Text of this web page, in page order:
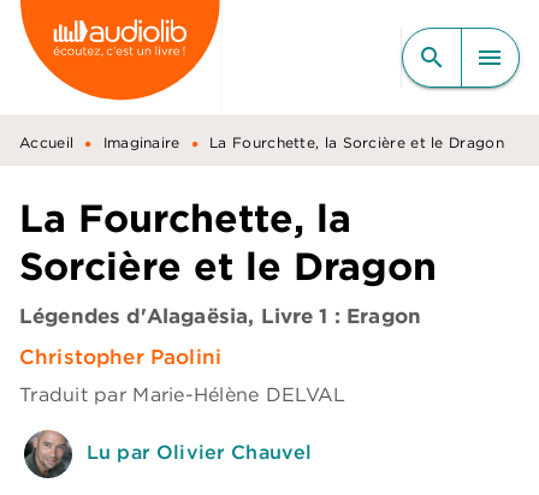
MENU RECHERCHE
CONTENU
PIED DE PAGE
search menu
Accueil • Imaginaire • La Fourchette, la Sorcière et le Dragon
La Fourchette, la
Sorcière et le Dragon
Légendes d'Alagaësia, Livre 1 : Eragon
Christopher Paolini
Traduit par Marie-Hélène DELVAL
Lu par Olivier Chauvel